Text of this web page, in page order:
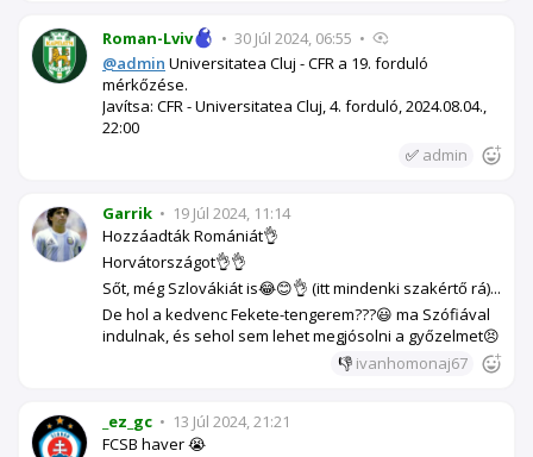
Roman-Lviv • 30 Júl 2024, 06:55 •
@admin Universitatea Cluj - CFR a 19. forduló
mérkőzése.
Javítsa: CFR - Universitatea Cluj, 4. forduló, 2024.08.04.,
22:00
✅ admin
Garrik • 19 Júl 2024, 11:14
Hozzáadták Romániát👌
Horvátországot👌👌
Sőt, még Szlovákiát is😂😊👌 (itt mindenki szakértő rá)...
De hol a kedvenc Fekete-tengerem???😃 ma Szófiával
indulnak, és sehol sem lehet megjósolni a győzelmet😣
👎 ivanhomonaj67
_ez_gc • 13 Júl 2024, 21:21
FCSB haver 😭